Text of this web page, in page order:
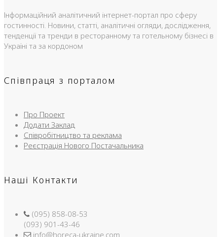
Інформаційний аналітичний інтернет-портал про сферу
гостинності. Новини, статті, аналітичні огляди, дослідження,
тенденції та тренди в ресторанному та готельному бізнесі в
Україні та за кордоном
Співпраця з порталом
Про Проект
Додати Заклад
Співробітництво та реклама
Реєстрація Нового Постачальника
Наші Контакти
(095) 858-08-53
(093) 901-43-46
info@horeca-ukraine.com